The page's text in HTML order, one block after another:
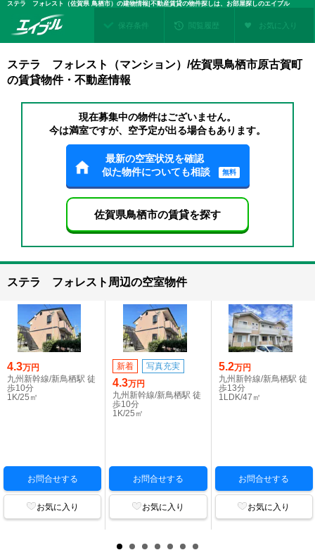
ステラ フォレスト（佐賀県 鳥栖市）の建物情報|不動産賃貸の物件探しは、お部屋探しのエイブル
保存条件 閲覧履歴 お気に入り
ステラ フォレスト（マンション）/佐賀県鳥栖市原古賀町
の賃貸物件・不動産情報
現在募集中の物件はございません。
今は満室ですが、空予定が出る場合もあります。
最新の空室状況を確認
似た物件についても相談
無料
佐賀県鳥栖市の賃貸を探す
ステラ フォレスト周辺の空室物件
4.3万円
九州新幹線/新鳥栖駅 徒
歩10分
1K/25㎡
お問合せする
お気に入り
新着 写真充実
4.3万円
九州新幹線/新鳥栖駅 徒
歩10分
1K/25㎡
お問合せする
お気に入り
5.2万円
九州新幹線/新鳥栖駅 徒
歩13分
1LDK/47㎡
お問合せする
お気に入り